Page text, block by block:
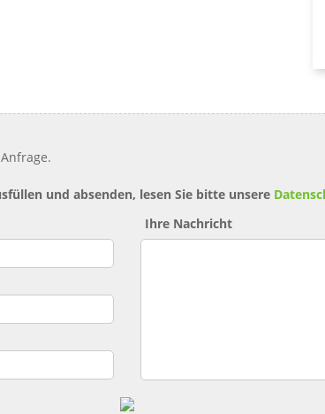
und absenden, lesen Sie bitte unsere
Ihre Nachricht